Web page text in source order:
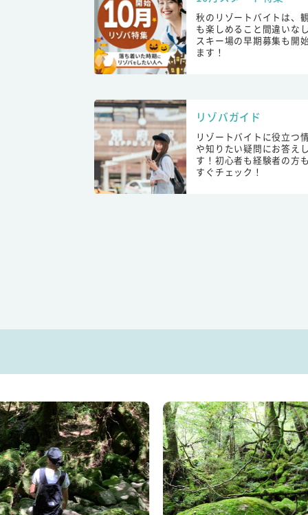
秋のリゾートバイトは、
も楽しめること間違いな
スキー場の早期募集も開
ます！
リゾバガイド
リゾートバイトに役立つ
や知りたい疑問にお答え
す！初心者も経験者の方
すぐチェック！